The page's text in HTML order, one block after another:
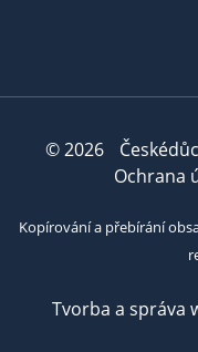
© 2026
Ochrana
Kopírování a přebírání
Tvorba a správa